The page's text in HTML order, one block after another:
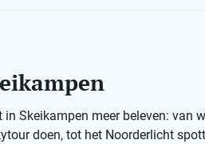
Skeikampen meer beleven: van
doen, tot het Noorderlicht